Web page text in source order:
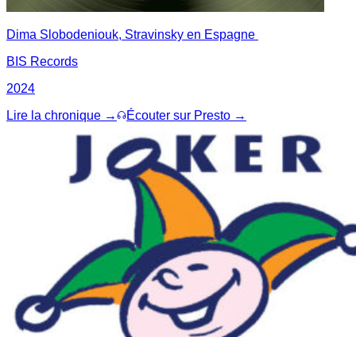
Dima Slobodeniouk, Stravinsky en Espagne
BIS Records
2024
Lire la chronique →
Écouter sur Presto →